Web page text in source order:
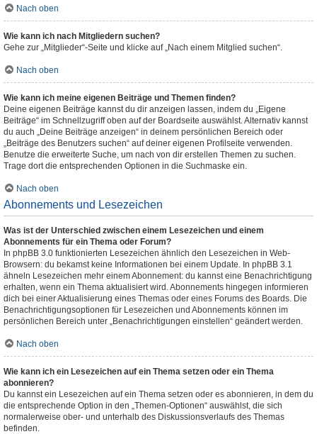
Nach oben
Wie kann ich nach Mitgliedern suchen?
Gehe zur „Mitglieder“-Seite und klicke auf „Nach einem Mitglied suchen“.
Nach oben
Wie kann ich meine eigenen Beiträge und Themen finden?
Deine eigenen Beiträge kannst du dir anzeigen lassen, indem du „Eigene
Beiträge“ im Schnellzugriff oben auf der Boardseite auswählst. Alternativ kannst
du auch „Deine Beiträge anzeigen“ in deinem persönlichen Bereich oder
„Beiträge des Benutzers suchen“ auf deiner eigenen Profilseite verwenden.
Benutze die erweiterte Suche, um nach von dir erstellen Themen zu suchen.
Trage dort die entsprechenden Optionen in die Suchmaske ein.
Nach oben
Abonnements und Lesezeichen
Was ist der Unterschied zwischen einem Lesezeichen und einem
Abonnements für ein Thema oder Forum?
In phpBB 3.0 funktionierten Lesezeichen ähnlich den Lesezeichen in Web-
Browsern: du bekamst keine Informationen bei einem Update. In phpBB 3.1
ähneln Lesezeichen mehr einem Abonnement: du kannst eine Benachrichtigung
erhalten, wenn ein Thema aktualisiert wird. Abonnements hingegen informieren
dich bei einer Aktualisierung eines Themas oder eines Forums des Boards. Die
Benachrichtigungsoptionen für Lesezeichen und Abonnements können im
persönlichen Bereich unter „Benachrichtigungen einstellen“ geändert werden.
Nach oben
Wie kann ich ein Lesezeichen auf ein Thema setzen oder ein Thema
abonnieren?
Du kannst ein Lesezeichen auf ein Thema setzen oder es abonnieren, in dem du
die entsprechende Option in den „Themen-Optionen“ auswählst, die sich
normalerweise ober- und unterhalb des Diskussionsverlaufs des Themas
befinden.